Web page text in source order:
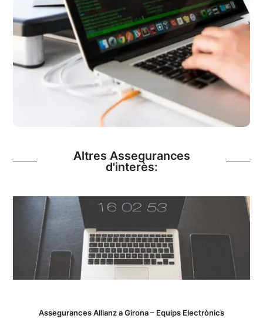
dades perdudes.
-També cobrim la Responsabilitat Civil en cas
que el robatori de dades afecti terceres
persones.
Més Informació
Altres Assegurances
d'interès:
Assegurances Allianz a Girona – Equips Electrònics